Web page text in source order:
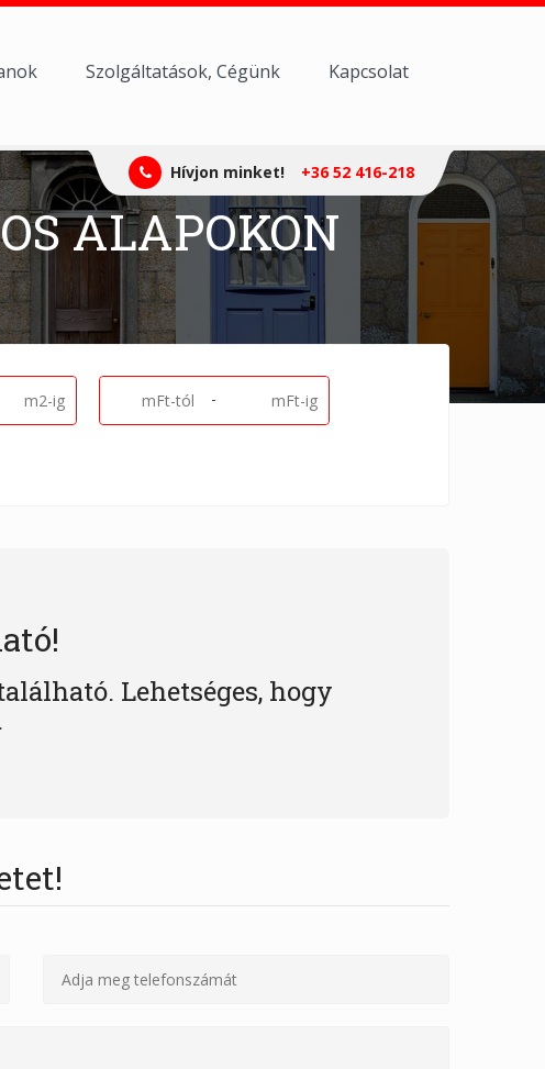
Szolgáltatások, Cégünk Kapcsolat
Hívjon minket! +36 52 416-218
ALAPOKON
-
Lehetséges, hogy